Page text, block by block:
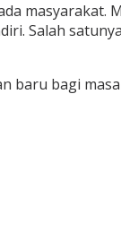
Salah
baru bagi